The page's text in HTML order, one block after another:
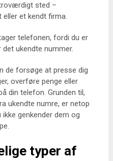
sted –
eller et kendt firma.
telefonen, fordi du er
ukendte nummer.
de forsøge at presse dig
overføre penge eller
din telefon. Grunden til,
ukendte numre, er netop
genkender dem og
typer af